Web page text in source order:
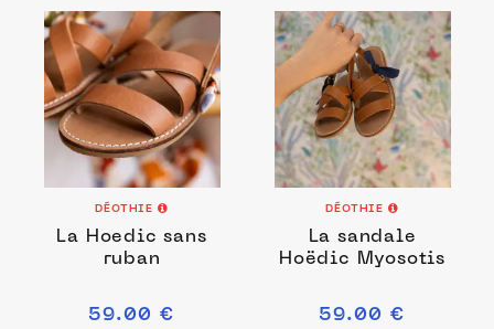
DÉOTHIE
La Hoedic sans
ruban
59.00 €
DÉOTHIE
La sandale
Hoëdic Myosotis
59.00 €